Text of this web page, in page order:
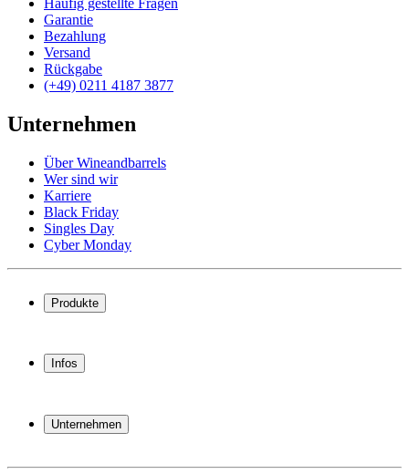
Garantie
Bezahlung
Versand
Rückgabe
(+49) 0211 4187 3877
Unternehmen
Über Wineandbarrels
Wer sind wir
Karriere
Black Friday
Singles Day
Cyber Monday
Produkte
Weinregal
Weinmöbel
Infos
Garantie
Bezahlung
Rückgabe
Unternehmen